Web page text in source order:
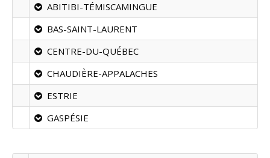
ABITIBI-TÉMISCAMINGUE
BAS-SAINT-LAURENT
CENTRE-DU-QUÉBEC
CHAUDIÈRE-APPALACHES
ESTRIE
GASPÉSIE